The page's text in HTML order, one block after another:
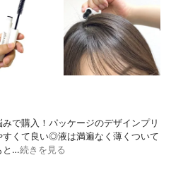
で購入！パッケージのデザインプリ
くて良い◎液は満遍なく薄くついて
と…続きを見る